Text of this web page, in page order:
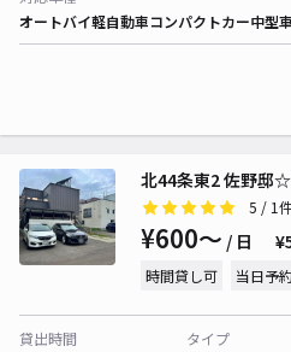
オートバイ軽自動車コンパクトカー中型車
北44条東2 佐野邸
5 / 1
¥600〜 / 日
時間貸し可 当日予
貸出時間
タイプ